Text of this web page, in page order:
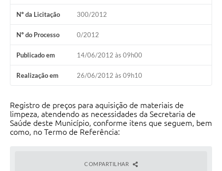
Nº da Licitação 300/2012
Nº do Processo 0/2012
Publicado em 14/06/2012 às 09h00
Realização em 26/06/2012 às 09h10
Registro de preços para aquisição de materiais de
limpeza, atendendo as necessidades da Secretaria de
Saúde deste Município, conforme itens que seguem, bem
como, no Termo de Referência:
COMPARTILHAR